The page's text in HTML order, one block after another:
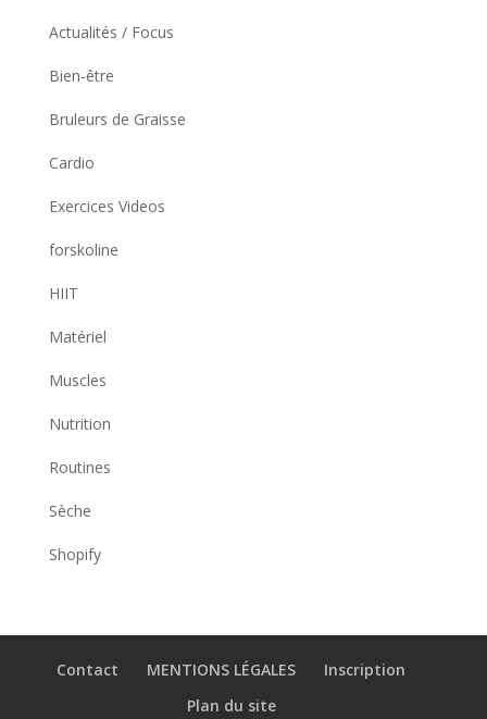
Actualités / Focus
Bien-être
Bruleurs de Graisse
Cardio
Exercices Videos
forskoline
HIIT
Matériel
Muscles
Nutrition
Routines
Sèche
Shopify
Contact MENTIONS LÉGALES
Inscription
Plan du site